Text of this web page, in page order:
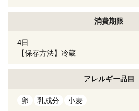
消費期限
4日
【保存方法】冷蔵
アレルギー品目
卵 乳成分 小麦